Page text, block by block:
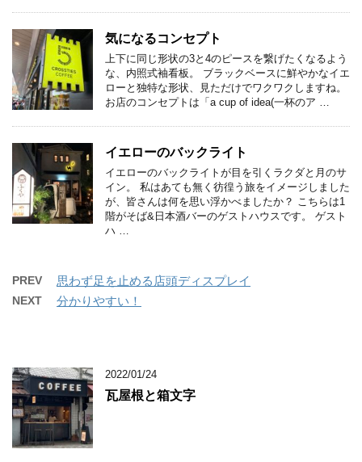
気になるコンセプト
上下に同じ形状の3と4のピースを繋げたくなるよう
な、内照式袖看板。 ブラックベースに鮮やかなイエ
ローと独特な形状、見ただけでワクワクしますね。
お店のコンセプトは「a cup of idea(一杯のア …
イエローのバックライト
イエローのバックライトが目を引くラクダと月のサ
イン。 私はあても無く彷徨う旅をイメージしました
が、皆さんは何を思い浮かべましたか？ こちらは1
階がそば&日本酒バーのゲストハウスです。 ゲスト
ハ …
PREV 思わず足を止める店頭ディスプレイ
NEXT 分かりやすい！
2022/01/24
瓦屋根と箱文字